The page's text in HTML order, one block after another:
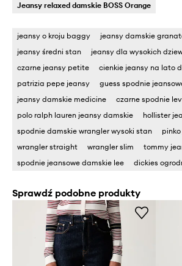
Jeansy relaxed damskie BOSS Orange
jeansy o kroju baggy
jeansy damskie
jeansy średni stan
jeansy dla wysokich
czarne jeansy petite
cienkie jeansy na lato
patrizia pepe jeansy
guess spodnie
jeansy damskie medicine
czarne spodnie
polo ralph lauren jeansy damskie
hollister
spodnie damskie wrangler wysoki stan
wrangler straight
wrangler slim
tommy
spodnie jeansowe damskie lee
dickies
Sprawdź podobne produkty